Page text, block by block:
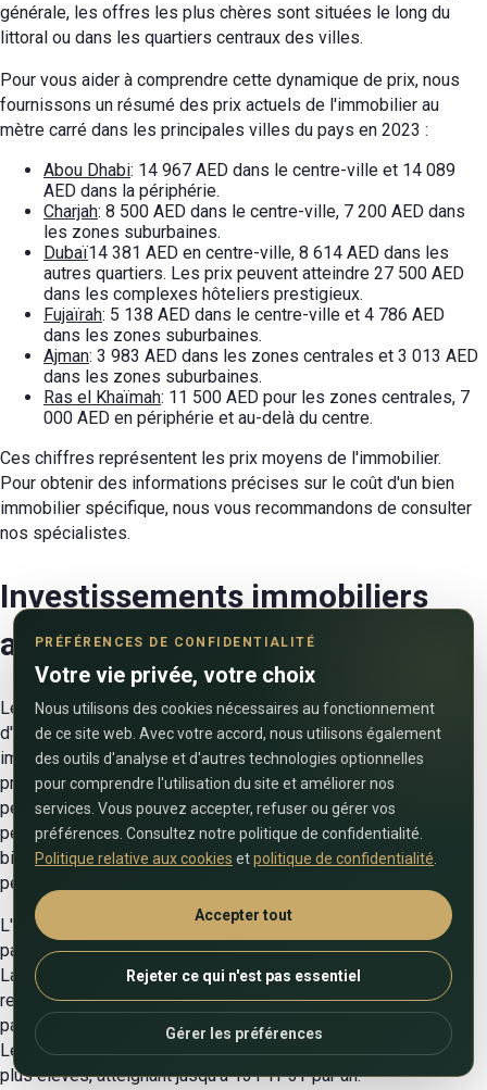
générale, les offres les plus chères sont situées le long du
littoral ou dans les quartiers centraux des villes.
Pour vous aider à comprendre cette dynamique de prix, nous
fournissons un résumé des prix actuels de l'immobilier au
mètre carré dans les principales villes du pays en 2023 :
Abou Dhabi: 14 967 AED dans le centre-ville et 14 089
AED dans la périphérie.
Charjah: 8 500 AED dans le centre-ville, 7 200 AED dans
les zones suburbaines.
Dubaï14 381 AED en centre-ville, 8 614 AED dans les
autres quartiers. Les prix peuvent atteindre 27 500 AED
dans les complexes hôteliers prestigieux.
Fujaïrah: 5 138 AED dans le centre-ville et 4 786 AED
dans les zones suburbaines.
Ajman: 3 983 AED dans les zones centrales et 3 013 AED
dans les zones suburbaines.
Ras el Khaïmah: 11 500 AED pour les zones centrales, 7
000 AED en périphérie et au-delà du centre.
Ces chiffres représentent les prix moyens de l'immobilier.
Pour obtenir des informations précises sur le coût d'un bien
immobilier spécifique, nous vous recommandons de consulter
nos spécialistes.
Investissements immobiliers
aux Émirats arabes unis
Les Émirats arabes unis bénéficient d'une économie stable et
d'un niveau de sécurité élevé, ce qui rend leur secteur
immobilier très attractif pour les investisseurs. Le marché
prospère principalement auprès des acheteurs étrangers, qui
peuvent réaliser des investissements rentables, même
pendant la phase de construction d'un bien. Investir dans des
biens immobiliers en construction aux Émirats arabes unis
peut générer des gains de capitalisation allant jusqu'à 20-30%.
L'immobilier aux Émirats arabes unis est un actif fiable, en
particulier dans les grandes villes comme Abu Dhabi et Dubaï.
La location à long terme de propriétés résidentielles offre un
retour sur investissement (ROI) moyen allant de 5 à 81 TP3T
par an, certaines zones de Dubaï atteignant jusqu'à 101 TP3T.
Les locations à court terme présentent des chiffres encore
plus élevés, atteignant jusqu'à 131 TP3T par an.
PRÉFÉRENCES DE CONFIDENTIALITÉ
Votre vie privée, votre choix
Nous utilisons des cookies nécessaires au fonctionnement
de ce site web. Avec votre accord, nous utilisons également
des outils d'analyse et d'autres technologies optionnelles
pour comprendre l'utilisation du site et améliorer nos
services. Vous pouvez accepter, refuser ou gérer vos
préférences. Consultez notre politique de confidentialité.
Politique relative aux cookies etpolitique de confidentialité
Accepter tout
Rejeter ce qui n'est pas essentiel
Gérer les préférences